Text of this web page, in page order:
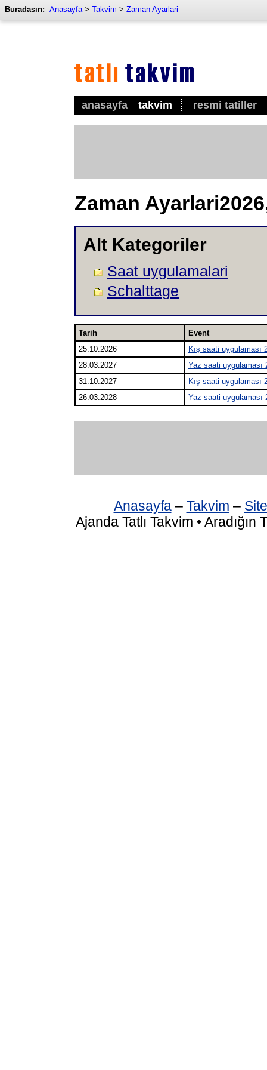
anasayfa takvim resmi tatiller
Buradasın: Anasayfa> Takvim > Zaman Ayarlari
Zaman
Alt Kategoriler
Saat uygulamalari
Schalttage
Tarih
Event
25.10.2026
Kış saati uygulaması
28.03.2027
Yaz saati uygulaması
31.10.2027
Kış saati uygulaması
26.03.2028
Yaz saati uygulaması
Anasayfa– Takvim –
Ajanda Tatlı Takvim •